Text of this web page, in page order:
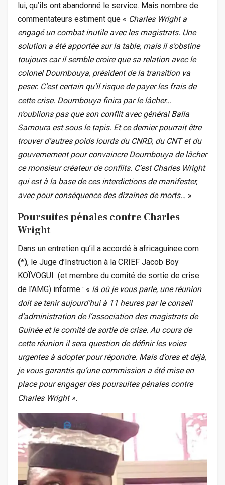
lui, qu’ils ont abandonné le service. Mais nombre de
commentateurs estiment que « Charles Wright a
engagé un combat inutile avec les magistrats. Une
solution a été apportée sur la table, mais il s’obstine
toujours car il semble croire que sa relation avec le
colonel Doumbouya, président de la transition va
peser. C’est certain qu’il risque de payer les frais de
cette crise. Doumbouya finira par le lâcher…
n’oublions pas que son conflit avec général Balla
Samoura est sous le tapis. Et ce dernier pourrait être
trouver d’autres poids lourds du CNRD, du CNT et du
gouvernement pour convaincre Doumbouya de lâcher
ce monsieur créateur de conflits. C’est Charles Wright
qui est à la base de ces interdictions de manifester,
avec pour conséquence des dizaines de morts… »
Poursuites pénales contre Charles
Wright
Dans un entretien qu’il a accordé à africaguinee.com
(*), le Juge d’Instruction à la CRIEF Jacob Boy
KOÏVOGUI (et membre du comité de sortie de crise
de l’AMG) informe : « là où je vous parle, une réunion
doit se tenir aujourd’hui à 11 heures par le conseil
d’administration de l’association des magistrats de
Guinée et le comité de sortie de crise. Au cours de
cette réunion il sera question de définir les voies
urgentes à adopter pour répondre. Mais d’ores et déjà,
je vous garantis qu’une commission a été mise en
place pour engager des poursuites pénales contre
Charles Wright ».